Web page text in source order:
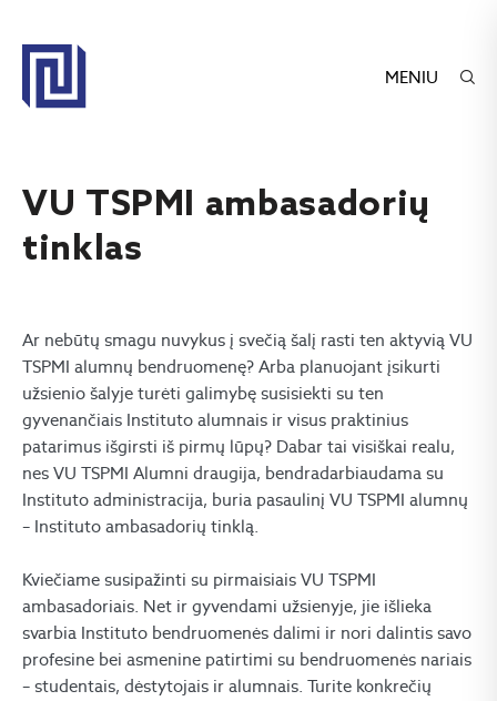
MENIU
VU TSPMI ambasadorių
tinklas
Ar nebūtų smagu nuvykus į svečią šalį rasti ten aktyvią VU
TSPMI alumnų bendruomenę? Arba planuojant įsikurti
užsienio šalyje turėti galimybę susisiekti su ten
gyvenančiais Instituto alumnais ir visus praktinius
patarimus išgirsti iš pirmų lūpų? Dabar tai visiškai realu,
nes VU TSPMI Alumni draugija, bendradarbiaudama su
Instituto administracija, buria pasaulinį VU TSPMI alumnų
– Instituto ambasadorių tinklą.
Kviečiame susipažinti su pirmaisiais VU TSPMI
ambasadoriais. Net ir gyvendami užsienyje, jie išlieka
svarbia Instituto bendruomenės dalimi ir nori dalintis savo
profesine bei asmenine patirtimi su bendruomenės nariais
– studentais, dėstytojais ir alumnais. Turite konkrečių